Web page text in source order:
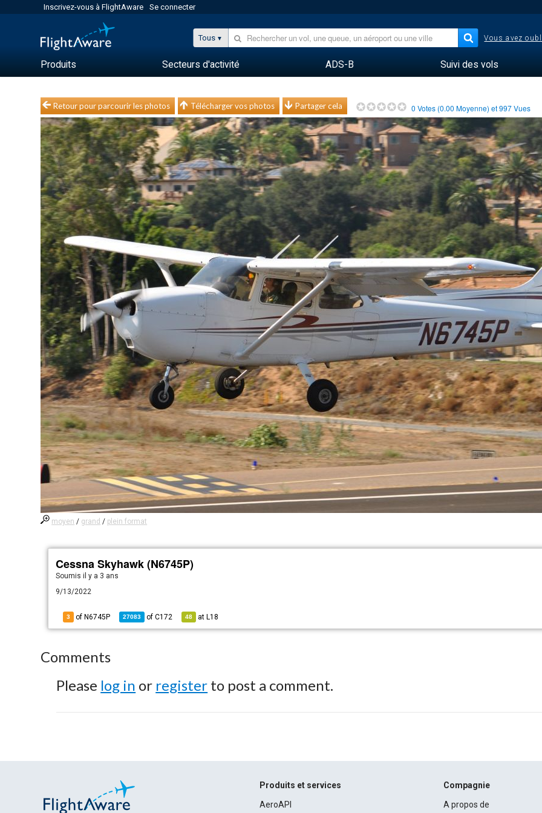
Inscrivez-vous à FlightAware Se connecter
Tous Vous avez
Produits Secteurs d'activité ADS-B Suivi des vols
Retour pour parcourir les photos Télécharger vos photos Partager cela 0 Votes (0.00 Moyenne) et997Vues
moyen / grand / plein format
Cessna Skyhawk (N6745P)
Soumisil y a 3 ans
9/13/2022
3 of N6745P 27083 ofC172 48 at L18
Comments
Please log in or register to post a comment.
Produits et services
AeroAPI
Compagnie
A propos de